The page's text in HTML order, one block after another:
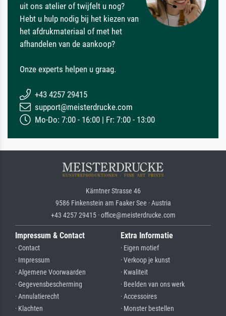
uit ons atelier of twijfelt u nog?
Hebt u hulp nodig bij het kiezen van
het afdrukmateriaal of met het
afhandelen van de aankoop?
Onze experts helpen u graag.
+43 4257 29415
support@meisterdrucke.com
Mo-Do: 7:00 - 16:00 | Fr: 7:00 - 13:00
Kärntner Strasse 46
9586 Finkenstein am Faaker See · Austria
+43 4257 29415 · office@meisterdrucke.com
Impressum & Contact
· Contact
· Impressum
· Algemene Voorwaarden
· Gegevensbescherming
· Annulatierecht
· Klachten
Extra Informatie
· Eigen motief
· Verkoop je kunst
· Kwaliteit
· Beelden van ons werk
· Accessoires
· Monster bestellen